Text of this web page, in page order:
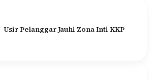
Usir Pelanggar Jauhi Zona Inti KKP